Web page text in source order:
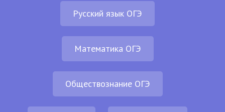
Русский язык ОГЭ
Математика ОГЭ
Обществознание ОГЭ